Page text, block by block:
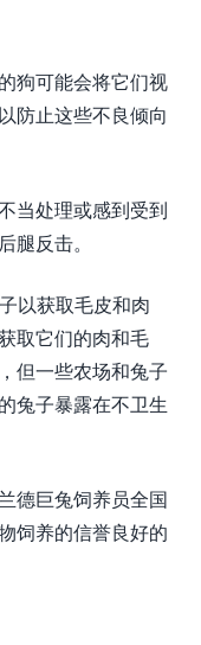
狗可能会将它们视
防止这些不良倾向
当处理或感到受到
腿反击。
以获取毛皮和肉
取它们的肉和毛
但一些农场和兔子
兔子暴露在不卫生
德巨兔饲养员全国
饲养的信誉良好的